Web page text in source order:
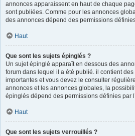
annonces apparaissent en haut de chaque
sont publiées. Comme pour les annonces
des annonces dépend des permissions
Haut
Que sont les sujets épinglés ?
Un sujet épinglé apparaît en dessous des
forum dans lequel il a été publié. il contient
importantes et vous devez le consulter
annonces et les annonces globales, la
épinglés dépend des permissions définies par
Haut
Que sont les sujets verrouillés ?